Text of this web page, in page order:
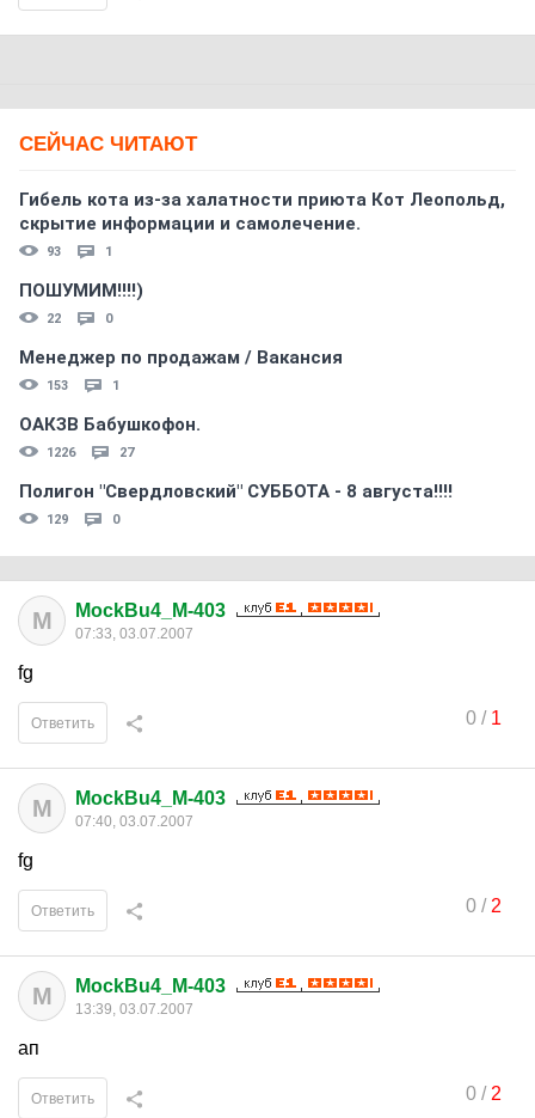
СЕЙЧАС ЧИТАЮТ
Гибель кота из-за халатности приюта Кот Леопольд,
скрытиe информации и самолечение.
93 1
ПОШУМИМ!!!!)
22 0
Менеджер по продажам / Вакансия
153 1
ОАКЗВ Бабушкофон.
1226 27
Полигон "Свердловский" СУББОТА - 8 августа!!!!
129 0
M MockBu4_M-403
07:33, 03.07.2007
fg
0/ 1
Ответить
M MockBu4_M-403
07:40, 03.07.2007
fg
0/ 2
Ответить
M MockBu4_M-403
13:39, 03.07.2007
ап
0/ 2
Ответить